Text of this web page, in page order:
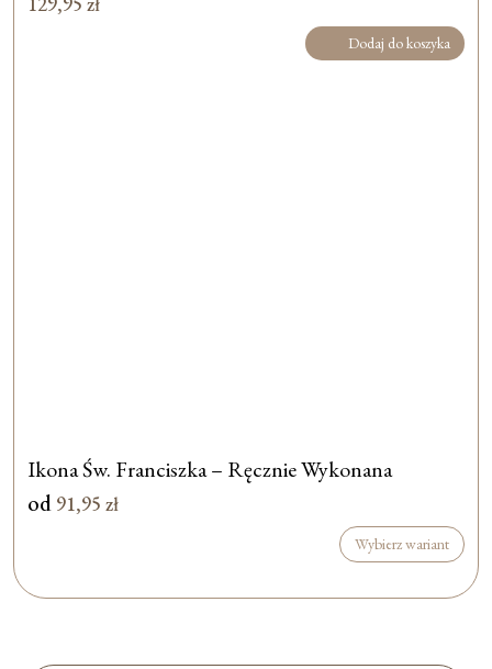
Dodaj do koszyka
Ikona Św. Franciszka – Ręcznie Wykonana
od 91,95 zł
Wybierz wariant